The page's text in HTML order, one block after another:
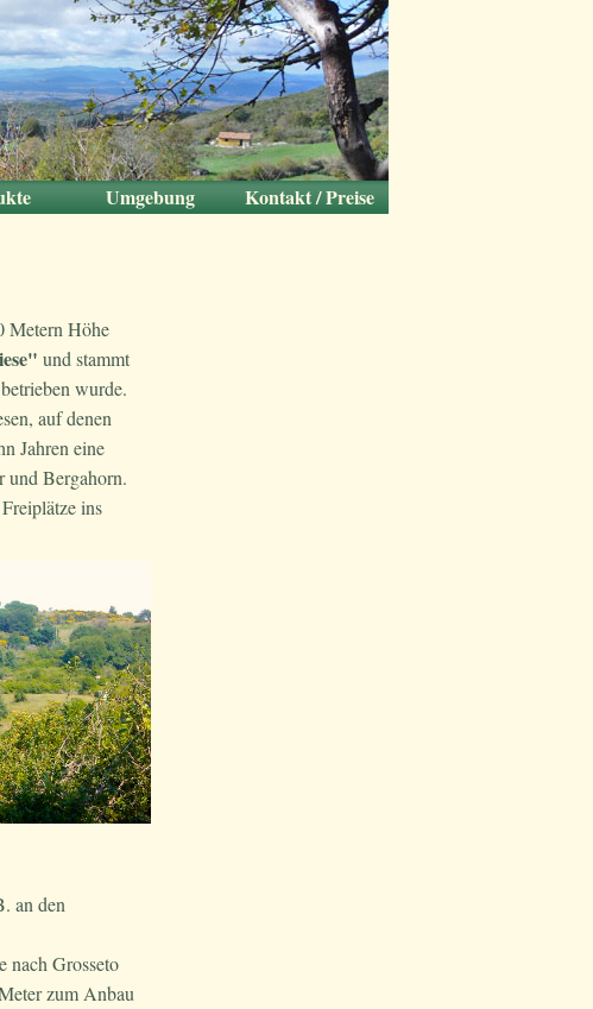
Partnern
Umgebung
Nähere Umgebung
Natur
Meer
Städte
Kunst und Kultur
Kontakt / Preise
Kontaktdaten
Preise und
Anreise
Impressum und
Metern Höhe
und stammt
wurde.
auf denen
Jahren eine
und Bergahorn.
ins
an den
nach Grosseto
zum Anbau